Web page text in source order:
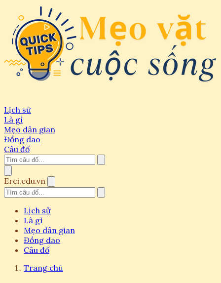
Lịch sử
Là gì
Mẹo dân gian
Đồng dao
Câu đố
Erci.edu.vn
Lịch sử
Là gì
Mẹo dân gian
Đồng dao
Câu đố
Trang chủ